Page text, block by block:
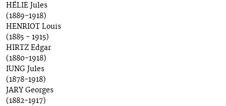
HÉLIE Jules
(1889-1918)
HENRIOT Louis
(1885 - 1915)
HIRTZ Edgar
(1880-1918)
IUNG Jules
(1878-1918)
JARY Georges
(1882-1917)